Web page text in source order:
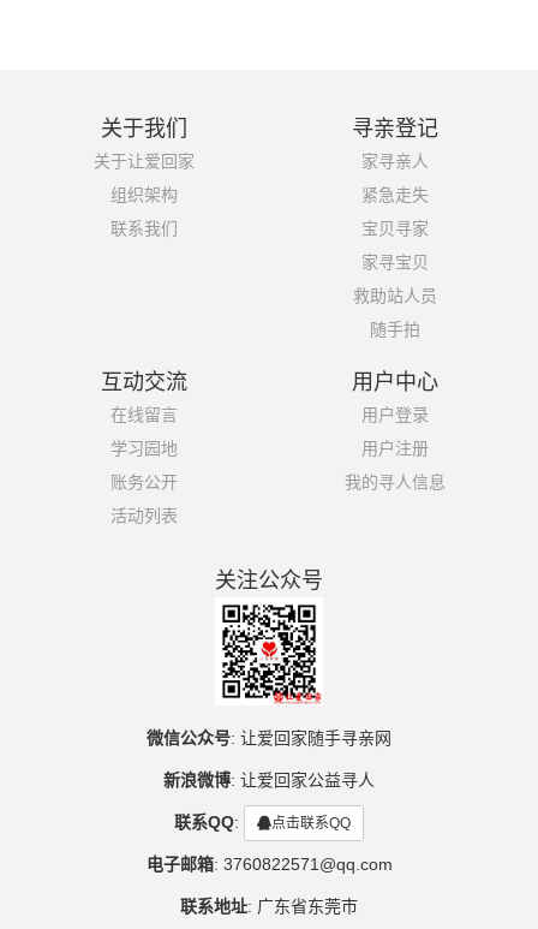
关于我们
关于让爱回家
组织架构
联系我们
寻亲登记
家寻亲人
紧急走失
宝贝寻家
家寻宝贝
救助站人员
随手拍
互动交流
在线留言
学习园地
账务公开
活动列表
用户中心
用户登录
用户注册
我的寻人信息
关注公众号
微信公众号: 让爱回家随手寻亲网
新浪微博: 让爱回家公益寻人
联系QQ: 点击联系QQ
电子邮箱: 3760822571@qq.com
联系地址: 广东省东莞市